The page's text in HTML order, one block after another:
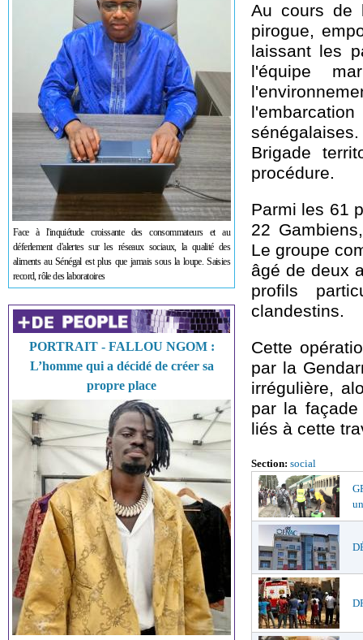
Face à l'inquiétude croissante des consommateurs et au
déferlement d'alertes sur les réseaux sociaux, la qualité des
aliments au Sénégal est plus que jamais sous la loupe. Saisies
record, rôle des laboratoires
PORTRAIT - FALLOU NGOM :
L’homme qui a décidé de créer sa
propre place
Au cours de
pirogue,
laissant les
l'équipe
Brigade
procédure.
Parmi les 61
22
Le groupe
âgé de deux
profils
clandestins.
Cette
par la
irrégulière,
par la
liés à cette
Section: social